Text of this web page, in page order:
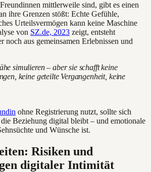
mittlerweile sind, gibt es einen
ihre Grenzen stößt: Echte Gefühle,
Urteilsvermögen kann keine Maschine
von SZ.de, 2023 zeigt, entsteht
noch aus gemeinsamen Erlebnissen und
simulieren – aber sie schafft keine
keine geteilte Vergangenheit, keine
ohne Registrierung nutzt, sollte sich
die Beziehung digital bleibt – und emotionale
und Wünsche ist.
Risiken und
digitaler Intimität